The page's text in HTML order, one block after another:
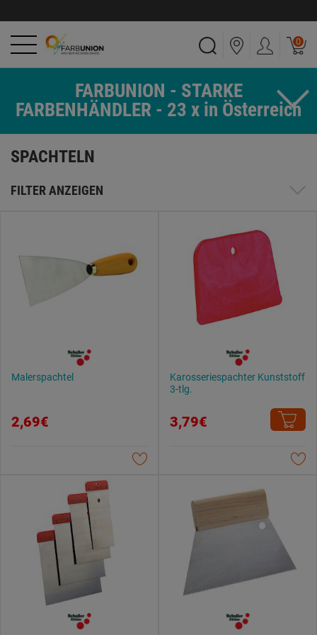
0
FARBUNION - STARKE
FARBENHÄNDLER - 23 x in Österreich
SPACHTELN
FILTER ANZEIGEN
Malerspachtel
2,69€
Karosseriespachter Kunststoff
3-tlg.
3,79€